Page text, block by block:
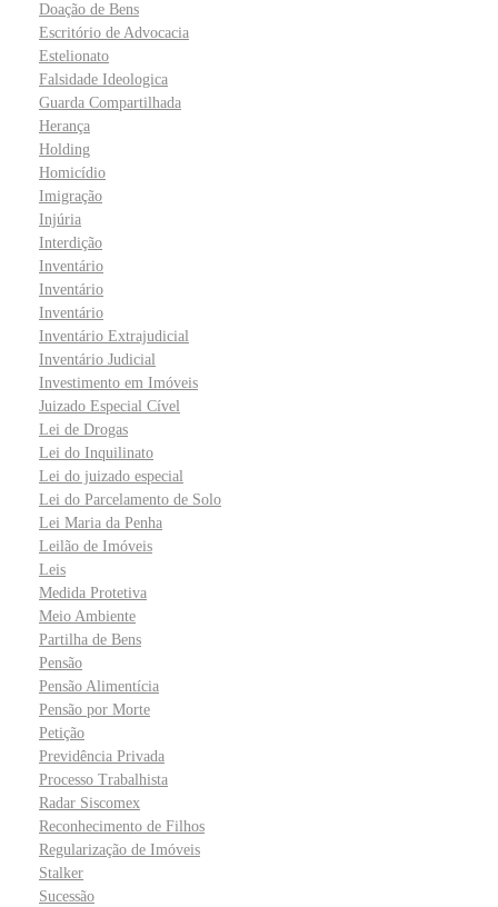
Doação de Bens
Escritório de Advocacia
Estelionato
Falsidade Ideologica
Guarda Compartilhada
Herança
Holding
Homicídio
Imigração
Injúria
Interdição
Inventário
Inventário
Inventário
Inventário Extrajudicial
Inventário Judicial
Investimento em Imóveis
Juizado Especial Cível
Lei de Drogas
Lei do Inquilinato
Lei do juizado especial
Lei do Parcelamento de Solo
Lei Maria da Penha
Leilão de Imóveis
Leis
Medida Protetiva
Meio Ambiente
Partilha de Bens
Pensão
Pensão Alimentícia
Pensão por Morte
Petição
Previdência Privada
Processo Trabalhista
Radar Siscomex
Reconhecimento de Filhos
Regularização de Imóveis
Stalker
Sucessão